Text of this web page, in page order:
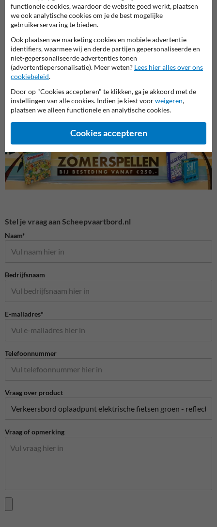
Parkeerborden elektrische
Entree- en toegangsborden
Eigen terrein borden
Stel je vraag aan Scheepvaartbord.nl
Naam*
Bedrijfsnaam
E-mailadres*
Telefoonnummer
Vraag over product
Vraag of opmerking
functionele cookies, waardoor de website goed werkt, plaatsen
we ook analytische cookies om je de best mogelijke
gebruikerservaring te bieden.
Ook plaatsen we marketing cookies en mobiele advertentie-
identifiers, waarmee wij en derde partijen gepersonaliseerde en
niet-gepersonaliseerde advertenties tonen
(advertentiepersonalisatie). Meer weten? Lees hier alles over ons
cookiebeleid.
Door op "Cookies accepteren" te klikken, ga je akkoord met de
instellingen van alle cookies. Indien je kiest voorweigeren,
plaatsen we alleen functionele en analytische cookies.
Cookies accepteren